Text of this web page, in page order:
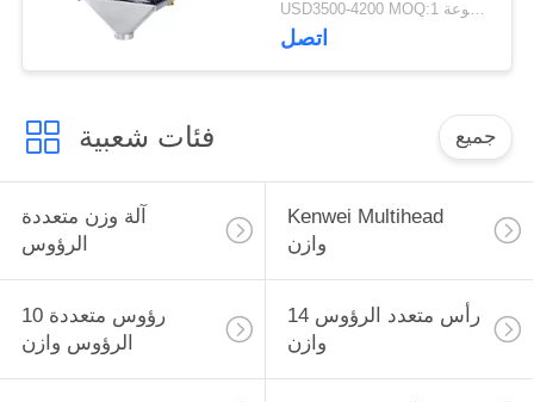
USD3500-4200 MOQ:1 مجموعة
اتصل
فئات شعبية جميع
آلة وزن متعددة
الرؤوس
Kenwei Multihead
وازن
10 رؤوس متعددة
الرؤوس وازن
14 رأس متعدد الرؤوس
وازن